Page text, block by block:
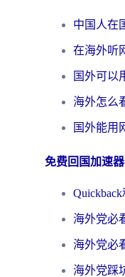
免费回国加速器